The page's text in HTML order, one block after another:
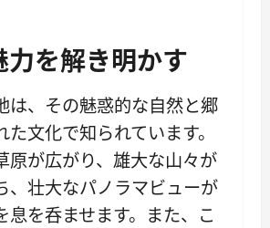
力を解き明かす
は、その魅惑的な自然と郷
た文化で知られています。
原が広がり、雄大な山々が
、壮大なパノラマビューが
息を呑ませます。また、こ